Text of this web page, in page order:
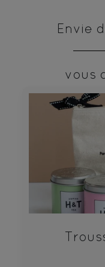
Envie
vous